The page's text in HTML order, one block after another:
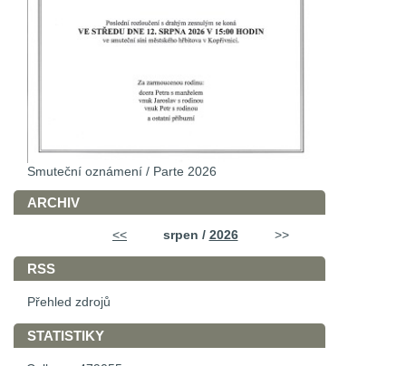
Smuteční oznámení / Parte 2026
ARCHIV
<< srpen / 2026 >>
RSS
Přehled zdrojů
STATISTIKY